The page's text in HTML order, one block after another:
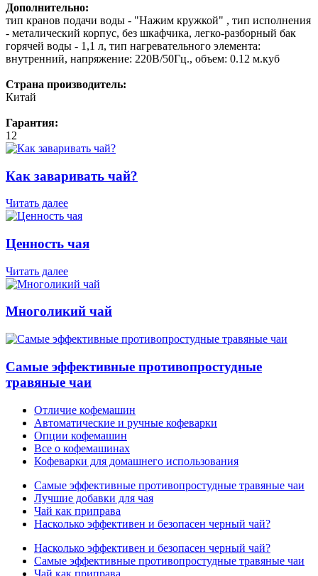
Дополнительно:
тип кранов подачи воды - "Нажим кружкой" , тип исполнения
- металический корпус, без шкафчика, легко-разборный бак
горячей воды - 1,1 л, тип нагревательного элемента:
внутренний, напряжение: 220В/50Гц., объем: 0.12 м.куб
Страна производитель:
Китай
Гарантия:
12
Как заваривать чай?
Читать далее
Ценность чая
Читать далее
Многоликий чай
Самые эффективные противопростудные
травяные чаи
Отличие кофемашин
Автоматические и ручные кофеварки
Опции кофемашин
Все о кофемашинах
Кофеварки для домашнего использования
Самые эффективные противопростудные травяные чаи
Лучшие добавки для чая
Чай как приправа
Насколько эффективен и безопасен черный чай?
Насколько эффективен и безопасен черный чай?
Самые эффективные противопростудные травяные чаи
Чай как приправа